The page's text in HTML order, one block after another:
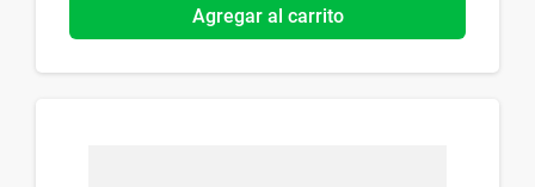
Agregar al carrito